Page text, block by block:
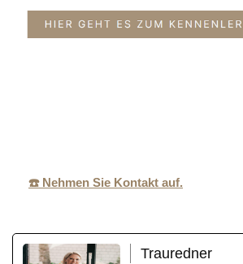
☎️ Nehmen Sie Kontakt auf.
Trauredner